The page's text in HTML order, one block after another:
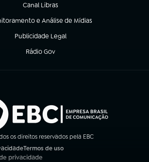
Canal Libras
(abre em nova aba)
e Análise de Mídias
em nova aba)
Publicidade Legal
(abre em nova aba)
Rádio Gov
(abre em nova aba)
os direitos reservados pela EBC
Termos de uso
(abre em nova aba)
privacidade